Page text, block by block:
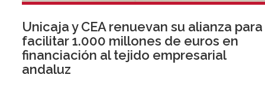
Unicaja y CEA renuevan su alianza para
facilitar 1.000 millones de euros en
financiación al tejido empresarial
andaluz